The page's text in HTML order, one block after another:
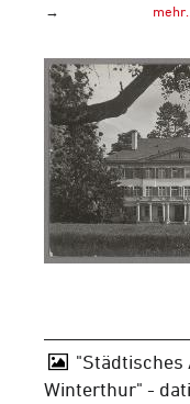
→
mehr…
Winterthur" -